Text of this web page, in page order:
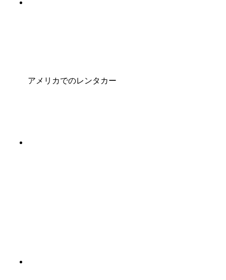
アメリカでのレンタカー